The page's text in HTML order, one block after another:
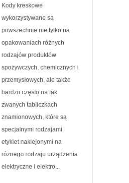
Kody kreskowe
wykorzystywane są
powszechnie nie tylko na
opakowaniach różnych
rodzajów produktów
spożywczych, chemicznych i
przemysłowych, ale także
bardzo często na tak
zwanych tabliczkach
znamionowych, które są
specjalnymi rodzajami
etykiet naklejonymi na
różnego rodzaju urządzenia
elektryczne i elektro...